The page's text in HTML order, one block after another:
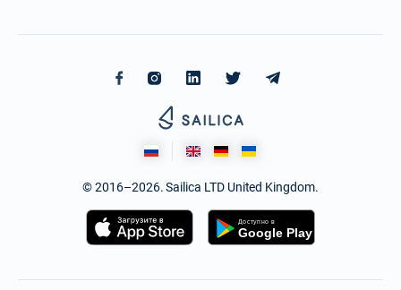
© 2016–2026. Sailica LTD United Kingdom.